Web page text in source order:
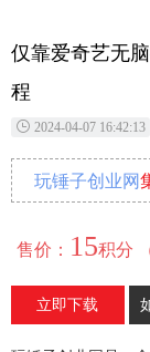
仅靠爱奇艺无
程
2024-04-07 16:42:13
玩锤子创业网
售价： 15积分
）
立即下载